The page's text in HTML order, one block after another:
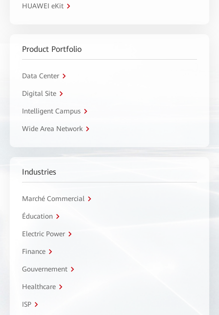
HUAWEI eKit
Product Portfolio
Data Center
Digital Site
Intelligent Campus
Wide Area Network
Industries
Marché Commercial
Éducation
Electric Power
Finance
Gouvernement
Healthcare
ISP